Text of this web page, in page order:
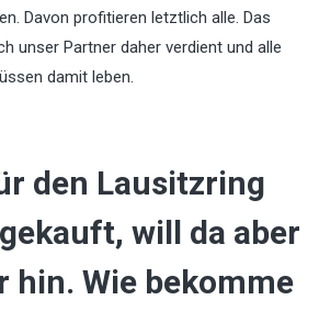
Davon profitieren letztlich alle. Das
unser Partner daher verdient und alle
damit leben.
den Lausitzring
will da aber
hin. Wie bekomme